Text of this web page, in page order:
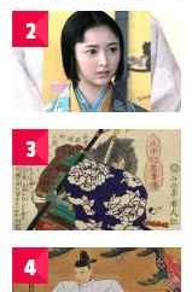
2
3
4